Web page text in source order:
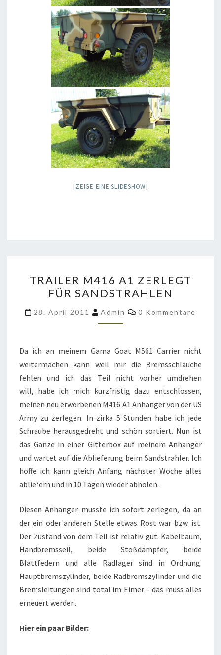
[ZEIGE EINE SLIDESHOW]
M416
A1
ZERLEGT
FÜR
TRAILER M416 A1 ZERLEGT
FÜR SANDSTRAHLEN
28. April 2011 Admin Kommentare
0 Kommentare
Da ich an meinem Gama Goat M561 Carrier nicht
weitermachen kann weil mir die Bremsschläuche
fehlen und ich das Teil nicht vorher umdrehen
will, habe ich mich kurzfristig dazu entschlossen,
meinen neu erworbenen M416 A1 Anhänger von der US
Army zu zerlegen. In zirka 5 Stunden habe ich jede
Schraube herausgedreht und schön sortiert. Nun ist
das Ganze in einer Gitterbox auf meinem Anhänger
und wartet auf die Ablieferung beim Sandstrahler. Ich
hoffe ich kann gleich Anfang nächster Woche alles
abliefern und in 10 Tagen wieder abholen.
Diesen Anhänger musste ich sofort zerlegen, da an
der ein oder anderen Stelle etwas Rost war bzw. ist.
Der Zustand von dem Teil ist relativ gut. Kabelbaum,
Handbremsseil, beide Stoßdämpfer, beide
Blattfedern und alle Radlager sind in Ordnung.
Hauptbremszylinder, beide Radbremszylinder und die
Bremsleitungen sind total im Eimer – das muss alles
erneuert werden.
Hier ein paar Bilder: